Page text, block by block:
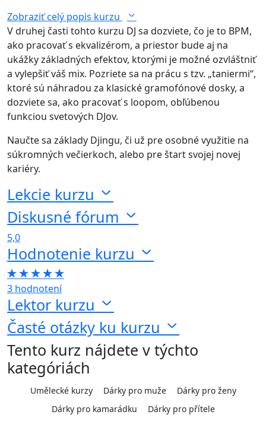
Zobraziť celý popis kurzu
V druhej časti tohto kurzu DJ sa dozviete, čo je to BPM,
ako pracovať s ekvalizérom, a priestor bude aj na
ukážky základných efektov, ktorými je možné ozvláštniť
a vylepšiť váš mix. Pozriete sa na prácu s tzv. „taniermi“,
ktoré sú náhradou za klasické gramofónové dosky, a
dozviete sa, ako pracovať s loopom, obľúbenou
funkciou svetových DJov.
Naučte sa základy Djingu, či už pre osobné využitie na
súkromných večierkoch, alebo pre štart svojej novej
kariéry.
Lekcie kurzu
Diskusné fórum
5,0
Hodnotenie kurzu
3 hodnotení
Lektor kurzu
Časté otázky ku kurzu
Tento kurz nájdete v týchto
kategóriách
Umělecké kurzy Dárky pro muže
Dárky pro ženy
Dárky pro kamarádku
Dárky pro přítele